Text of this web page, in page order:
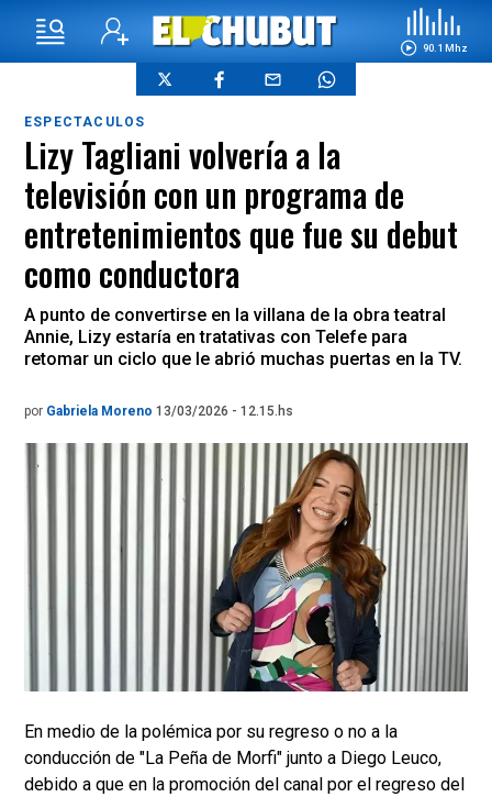
90.1 Mhz
ESPECTACULOS
Lizy Tagliani volvería a la
televisión con un programa de
entretenimientos que fue su debut
como conductora
A punto de convertirse en la villana de la obra teatral
Annie, Lizy estaría en tratativas con Telefe para
retomar un ciclo que le abrió muchas puertas en la TV.
por Gabriela Moreno 13/03/2026 - 12.15.hs
En medio de la polémica por su regreso o no a la
conducción de "La Peña de Morfi" junto a Diego Leuco,
debido a que en la promoción del canal por el regreso del